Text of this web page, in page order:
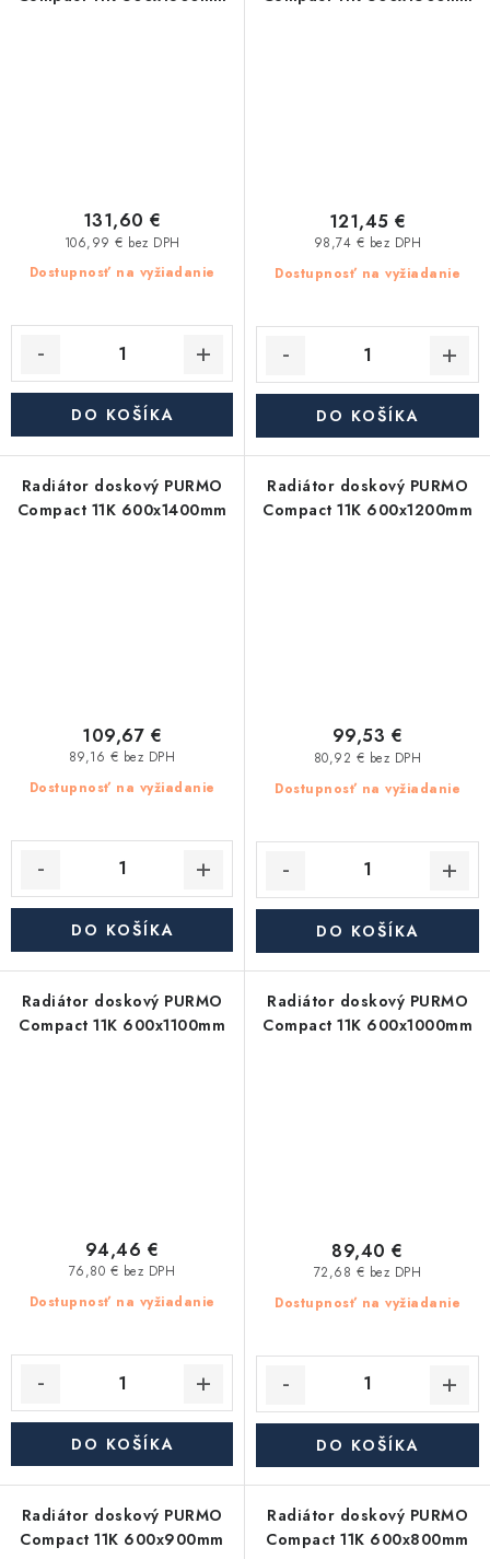
Dostupnosť na vyžiadanie
106,99 € bez DPH
131,60 €
DO KOŠÍKA
Dostupnosť na vyžiadanie
98,74 € bez DPH
121,45 €
DO KOŠÍKA
Radiátor doskový PURMO
Compact 11K 600x1400mm
Dostupnosť na vyžiadanie
89,16 € bez DPH
109,67 €
DO KOŠÍKA
Radiátor doskový PURMO
Compact 11K 600x1200mm
Dostupnosť na vyžiadanie
80,92 € bez DPH
99,53 €
DO KOŠÍKA
Radiátor doskový PURMO
Compact 11K 600x1100mm
Dostupnosť na vyžiadanie
76,80 € bez DPH
94,46 €
DO KOŠÍKA
Radiátor doskový PURMO
Compact 11K 600x1000mm
Dostupnosť na vyžiadanie
72,68 € bez DPH
89,40 €
DO KOŠÍKA
Radiátor doskový PURMO
Compact 11K 600x900mm
Radiátor doskový PURMO
Compact 11K 600x800mm